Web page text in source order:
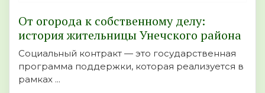
От огорода к собственному делу:
история жительницы Унечского района
Социальный контракт — это государственная
программа поддержки, которая реализуется в
рамках ...